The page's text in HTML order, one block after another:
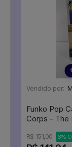
Vendido por:
Funko Pop
R$ 151,00 6%